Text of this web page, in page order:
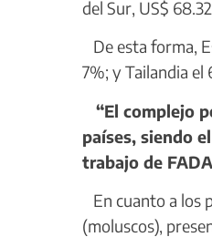
del Sur, US$
De esta forma,
7%; y Tailandia el
“El complejo
países, siendo
trabajo de
En cuanto a los
(moluscos),